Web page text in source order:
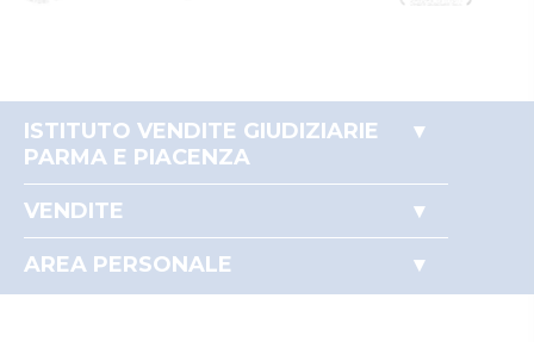
ISTITUTO VENDITE GIUDIZIARIE
PARMA E PIACENZA
Perché comprare all'asta
Partecipare alle aste
VENDITE
Beni mobili
AREA PERSONALE
Il mio profilo